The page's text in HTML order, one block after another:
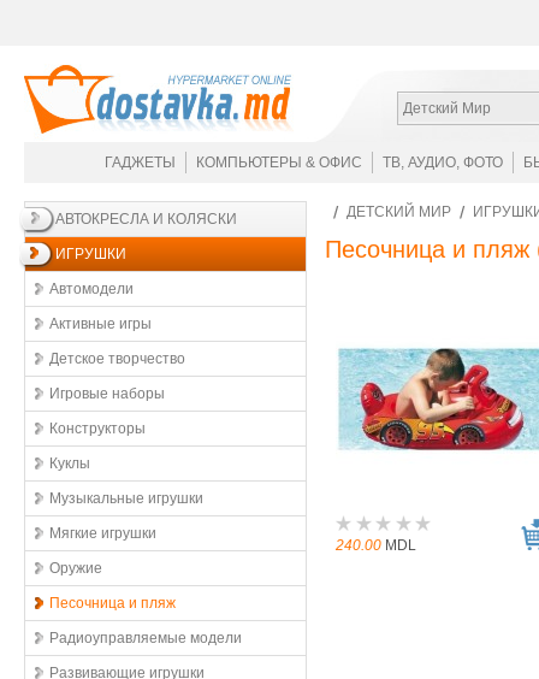
Детский Мир
ГАДЖЕТЫ КОМПЬЮТЕРЫ & ОФИС ТВ, АУДИО, ФОТО
АВТОКРЕСЛА И КОЛЯСКИ
ИГРУШКИ
Автомодели
Активные игры
Детское творчество
Игровые наборы
Конструкторы
Куклы
Музыкальные игрушки
Мягкие игрушки
Оружие
Песочница и пляж
Радиоуправляемые модели
Развивающие игрушки
ДЕТСКИЙ МИР
Песочница и пляж
240.00 MDL